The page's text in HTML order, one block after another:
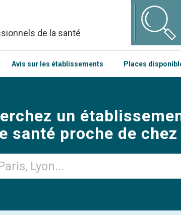
de la santé
Avis sur les établissements Places
un
santé proche de chez